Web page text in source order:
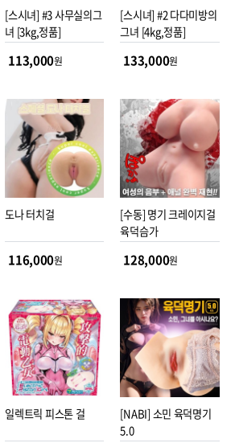
[스시녀] #3 사무실의그
녀 [3kg,정품]
113,000원
[스시녀] #2 다다미방의
그녀 [4kg,정품]
133,000원
도나 터치걸
116,000원
[수동] 명기 크레이지걸
육덕슴가
128,000원
일렉트릭 피스톤 걸
[NABI] 소민 육덕명기
5.0